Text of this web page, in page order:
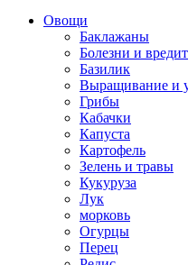
Овощи
Баклажаны
Болезни и
Базилик
Выращивание и
Грибы
Кабачки
Капуста
Картофель
Зелень и травы
Кукуруза
Лук
морковь
Огурцы
Перец